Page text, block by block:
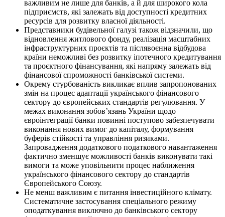
важливим не лише для банків, а й для широкого кола
підприємств, які залежать від доступності кредитних
ресурсів для розвитку власної діяльності.
Представники будівельної галузі також відзначили, що
відновлення житлового фонду, реалізація масштабних
інфраструктурних проєктів та післявоєнна відбудова
країни неможливі без розвитку іпотечного кредитування
та проєктного фінансування, які напряму залежать від
фінансової спроможності банківської системи.
Окрему стурбованість викликає вплив запропонованих
змін на процес адаптації українського фінансового
сектору до європейських стандартів регулювання. У
межах виконання зобов’язань України щодо
євроінтеграції банки повинні поступово забезпечувати
виконання нових вимог до капіталу, формування
буферів стійкості та управління ризиками.
Запровадження додаткового податкового навантаження
фактично зменшує можливості банків виконувати такі
вимоги та може уповільнити процес наближення
українського фінансового сектору до стандартів
Європейського Союзу.
Не менш важливим є питання інвестиційного клімату.
Систематичне застосування спеціального режиму
оподаткування виключно до банківського сектору